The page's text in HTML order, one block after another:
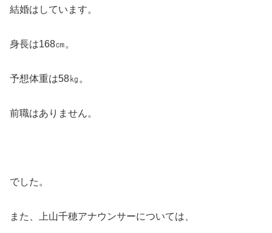
結婚はしています。
身長は168㎝。
予想体重は58㎏。
前職はありません。
でした。
また、上山千穂アナウンサーについては、